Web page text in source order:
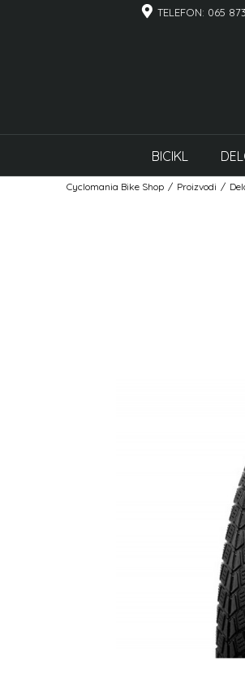
TELEFON: 065
BICIKL
Cyclomania Bike Shop Proizvodi